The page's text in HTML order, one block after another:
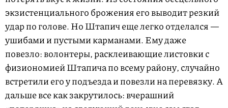
экзистенциального брожения его выводит резкий
удар по голове. Но Штапич еще легко отделался —
ушибами и пустыми карманами. Ему даже
повезло: волонтеры, расклеивающие листовки с
физиономией Штапича по всему району, случайно
встретили его у подъезда и повезли на перевязку. А
дальше все как закрутилось: вчерашний